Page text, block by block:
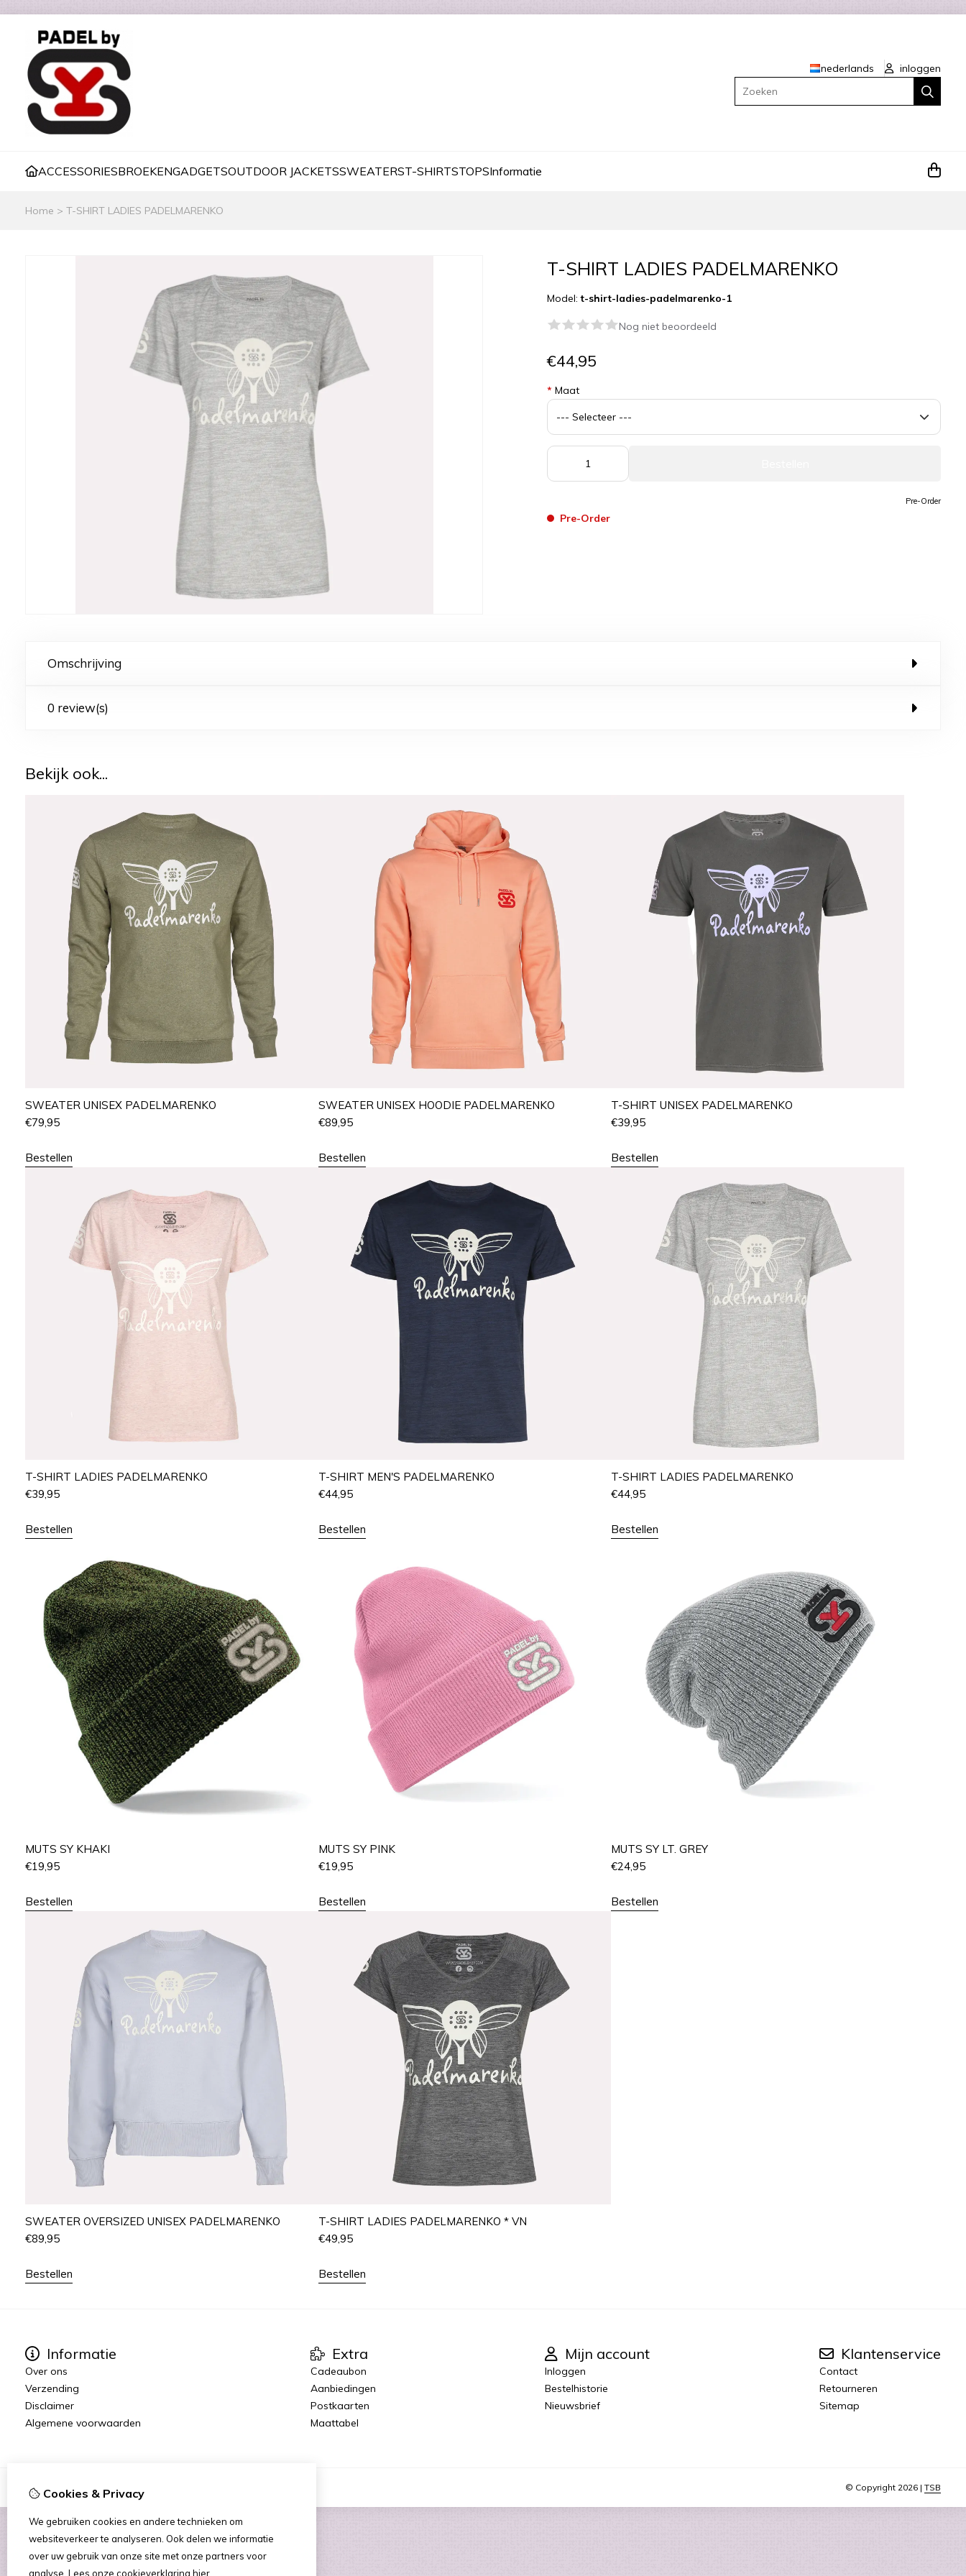
nederlands
inloggen
Zoeken
ACCESSORIESBROEKENGADGETSOUTDOOR JACKETSSWEATERST-SHIRTSTOPSInformatie
Home > T-SHIRT LADIES PADELMARENKO
T-SHIRT LADIES PADELMARENKO
Model:t-shirt-ladies-padelmarenko-1
Nog niet beoordeeld
€44,95
* Maat
Pre-Order
Pre-Order
Omschrijving
0 review(s)
Bekijk ook...
SWEATER UNISEX PADELMARENKO
€79,95
Bestellen
SWEATER UNISEX HOODIE PADELMARENKO
€89,95
Bestellen
T-SHIRT UNISEX PADELMARENKO
€39,95
Bestellen
T-SHIRT LADIES PADELMARENKO
€39,95
Bestellen
T-SHIRT MEN'S PADELMARENKO
€44,95
Bestellen
T-SHIRT LADIES PADELMARENKO
€44,95
Bestellen
MUTS SY KHAKI
€19,95
Bestellen
MUTS SY PINK
€19,95
Bestellen
MUTS SY LT. GREY
€24,95
Bestellen
SWEATER OVERSIZED UNISEX PADELMARENKO
€89,95
Bestellen
T-SHIRT LADIES PADELMARENKO * VN
€49,95
Bestellen
Informatie
Over ons
Verzending
Disclaimer
Algemene voorwaarden
Extra
Cadeaubon
Aanbiedingen
Postkaarten
Maattabel
Mijn account
Inloggen
Bestelhistorie
Nieuwsbrief
Klantenservice
Contact
Retourneren
Sitemap
© Copyright 2026 | TSB
Cookies & Privacy
We gebruiken cookies en andere technieken om
websiteverkeer te analyseren. Ook delen we informatie
over uw gebruik van onze site met onze partners voor
analyse. Lees onze cookieverklaring hier